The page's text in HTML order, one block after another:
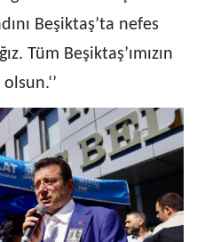
Beşiktaş’ta nefes
Tüm Beşiktaş’ımızın